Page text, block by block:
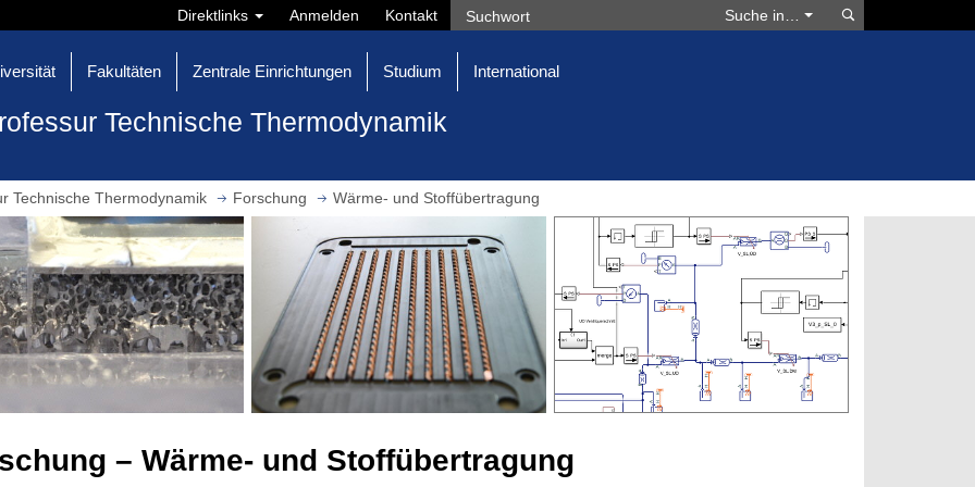
Direktlinks Anmelden Kontakt Suche in…
Fakultäten Zentrale Einrichtungen Studium International
Technische Thermodynamik
Technische Thermodynamik Forschung Wärme- und Stoffübertragung
– Wärme- und Stoffübertragung